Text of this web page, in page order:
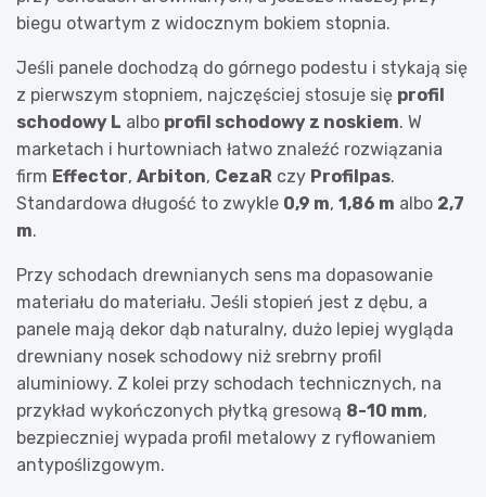
biegu otwartym z widocznym bokiem stopnia.
Jeśli panele dochodzą do górnego podestu i stykają się
z pierwszym stopniem, najczęściej stosuje się profil
schodowy L albo profil schodowy z noskiem. W
marketach i hurtowniach łatwo znaleźć rozwiązania
firm Effector, Arbiton, CezaR czy Profilpas.
Standardowa długość to zwykle 0,9 m, 1,86 m albo 2,7
m.
Przy schodach drewnianych sens ma dopasowanie
materiału do materiału. Jeśli stopień jest z dębu, a
panele mają dekor dąb naturalny, dużo lepiej wygląda
drewniany nosek schodowy niż srebrny profil
aluminiowy. Z kolei przy schodach technicznych, na
przykład wykończonych płytką gresową 8-10 mm,
bezpieczniej wypada profil metalowy z ryflowaniem
antypoślizgowym.